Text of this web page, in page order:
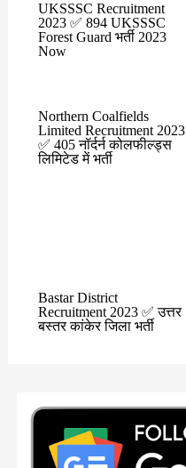
UKSSSC Recruitment
2023 ✅ 894 UKSSSC
Forest Guard भर्ती 2023
Now
Northern Coalfields
Limited Recruitment 2023
✅ 405 नॉर्दर्न कोलफील्ड्स
लिमिटेड में भर्ती
Bastar District
Recruitment 2023 ✅ उत्तर
बस्तर कांकेर जिला भर्ती